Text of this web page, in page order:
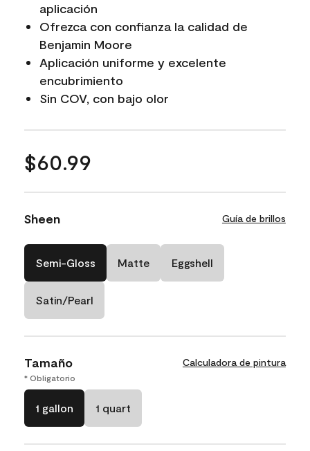
aplicación
Ofrezca con confianza la calidad de
Benjamin Moore
Aplicación uniforme y excelente
encubrimiento
Sin COV, con bajo olor
$60.99
Sheen Guía de brillos
Semi-Gloss Matte Eggshell
Satin/Pearl
Tamaño Calculadora de pintura
* Obligatorio
1 gallon 1 quart